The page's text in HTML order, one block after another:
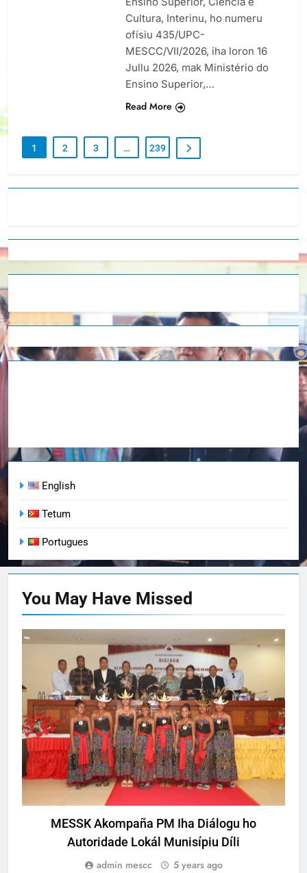
Cultura, Interinu, ho numeru
ofísiu 435/UPC-
MESCC/VII/2026, iha loron 16
Jullu 2026, mak Ministério do
Ensino Superior,…
Read More
1 2 3 … 239
English
Tetum
Portugues
You May Have Missed
NOTISIA
MESSK Akompaña PM Iha Diálogu ho
Autoridade Lokál Munisípiu Díli
admin mescc 5 years ago